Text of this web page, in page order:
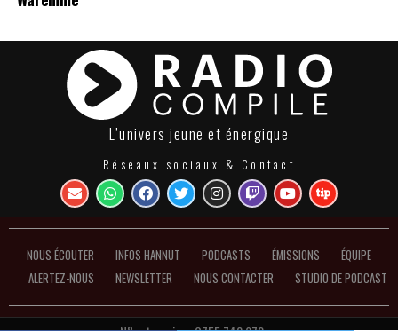
L’univers jeune et énergique
Réseaux sociaux & Contact
NOUS ÉCOUTER INFOS HANNUT PODCASTS ÉMISSIONS
ÉQUIPE
ALERTEZ-NOUS
NEWSLETTER NOUS CONTACTER STUDIO DE PODCAST